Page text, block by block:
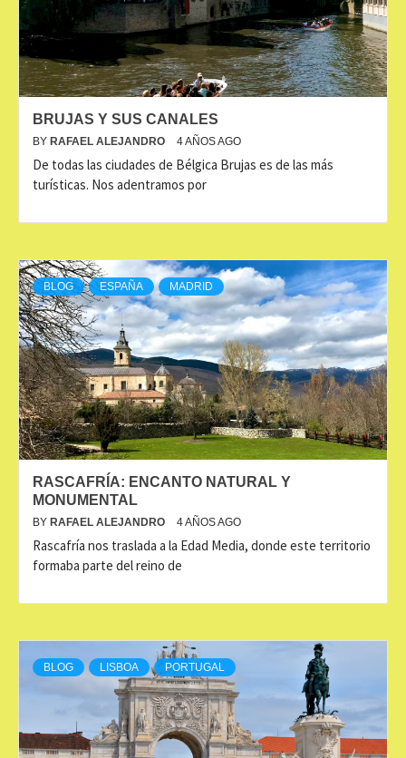
BRUJAS Y SUS CANALES
BY RAFAEL ALEJANDRO 4 AÑOS AGO
De todas las ciudades de Bélgica Brujas es de las más
turísticas. Nos adentramos por
BLOG ESPAÑA MADRID
RASCAFRÍA: ENCANTO NATURAL Y
MONUMENTAL
BY RAFAEL ALEJANDRO 4 AÑOS AGO
Rascafría nos traslada a la Edad Media, donde este territorio
formaba parte del reino de
BLOG LISBOA PORTUGAL